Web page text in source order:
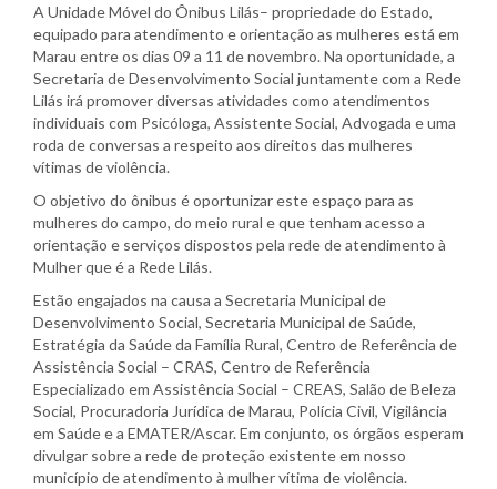
A Unidade Móvel do Ônibus Lilás– propriedade do Estado,
equipado para atendimento e orientação as mulheres está em
Marau entre os dias 09 a 11 de novembro. Na oportunidade, a
Secretaria de Desenvolvimento Social juntamente com a Rede
Lilás irá promover diversas atividades como atendimentos
individuais com Psicóloga, Assistente Social, Advogada e uma
roda de conversas a respeito aos direitos das mulheres
vítimas de violência.
O objetivo do ônibus é oportunizar este espaço para as
mulheres do campo, do meio rural e que tenham acesso a
orientação e serviços dispostos pela rede de atendimento à
Mulher que é a Rede Lilás.
Estão engajados na causa a Secretaria Municipal de
Desenvolvimento Social, Secretaria Municipal de Saúde,
Estratégia da Saúde da Família Rural, Centro de Referência de
Assistência Social – CRAS, Centro de Referência
Especializado em Assistência Social – CREAS, Salão de Beleza
Social, Procuradoria Jurídica de Marau, Polícia Civil, Vigilância
em Saúde e a EMATER/Ascar. Em conjunto, os órgãos esperam
divulgar sobre a rede de proteção existente em nosso
município de atendimento à mulher vítima de violência.